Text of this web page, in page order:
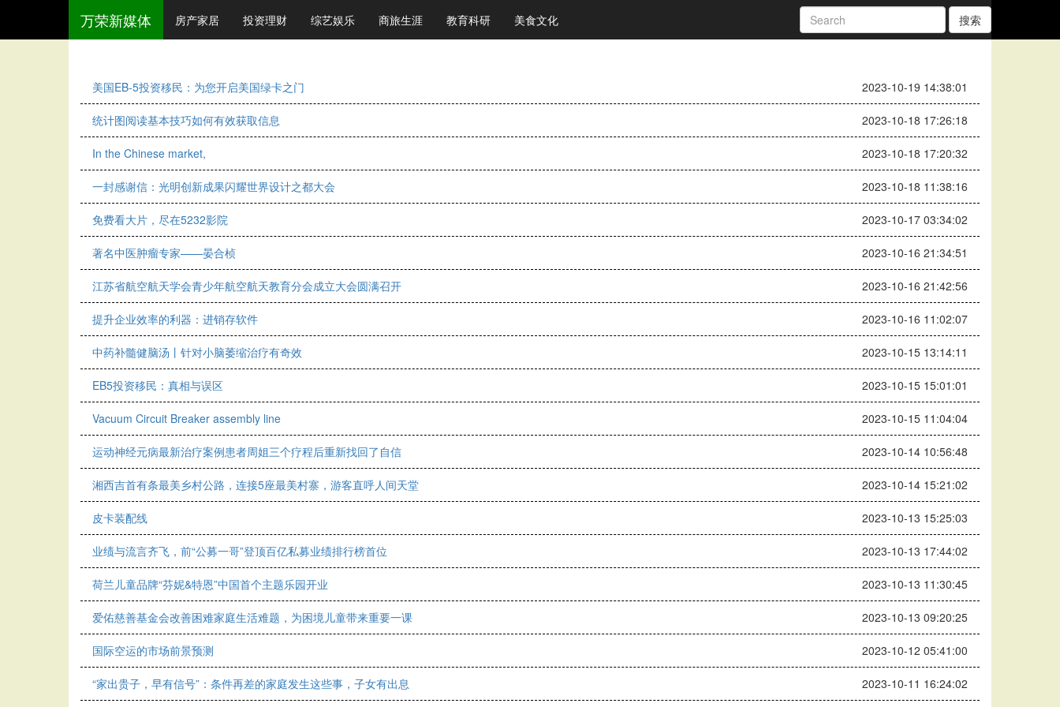
万荣新媒体 房产家居 投资理财 综艺娱乐 商旅生涯 教育科研 美食文化 搜索
美国EB-5投资移民：为您开启美国绿卡之门 2023-10-19 14:38:01
统计图阅读基本技巧如何有效获取信息 2023-10-18 17:26:18
In the Chinese market, 2023-10-18 17:20:32
一封感谢信：光明创新成果闪耀世界设计之都大会 2023-10-18 11:38:16
免费看大片，尽在5232影院 2023-10-17 03:34:02
著名中医肿瘤专家——晏合桢 2023-10-16 21:34:51
江苏省航空航天学会青少年航空航天教育分会成立大会圆满召开 2023-10-16 21:42:56
提升企业效率的利器：进销存软件 2023-10-16 11:02:07
中药补髓健脑汤丨针对小脑萎缩治疗有奇效 2023-10-15 13:14:11
EB5投资移民：真相与误区 2023-10-15 15:01:01
Vacuum Circuit Breaker assembly line 2023-10-15 11:04:04
运动神经元病最新治疗案例患者周姐三个疗程后重新找回了自信 2023-10-14 10:56:48
湘西吉首有条最美乡村公路，连接5座最美村寨，游客直呼人间天堂 2023-10-14 15:21:02
皮卡装配线 2023-10-13 15:25:03
业绩与流言齐飞，前“公募一哥”登顶百亿私募业绩排行榜首位 2023-10-13 17:44:02
荷兰儿童品牌“芬妮&特恩”中国首个主题乐园开业 2023-10-13 11:30:45
爱佑慈善基金会改善困难家庭生活难题，为困境儿童带来重要一课 2023-10-13 09:20:25
国际空运的市场前景预测 2023-10-12 05:41:00
“家出贵子，早有信号”：条件再差的家庭发生这些事，子女有出息 2023-10-11 16:24:02